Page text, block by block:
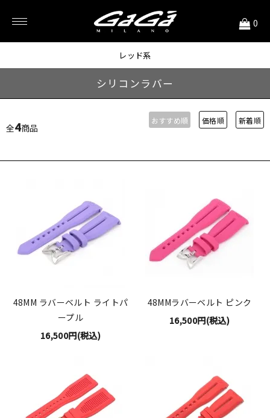
0
48mm用
レッド系
シリコンラバー
全4商品
おすすめ順 価格順 新着順
48MM ラバーベルト ライトパ
ープル
16,500円(税込)
48MMラバーベルト ピンク
16,500円(税込)